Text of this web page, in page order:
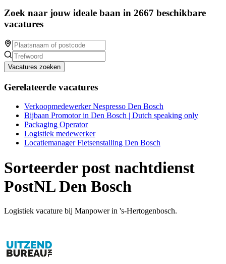
Zoek naar jouw ideale baan in 2667 beschikbare
vacatures
Vacatures zoeken
Gerelateerde vacatures
Verkoopmedewerker Nespresso Den Bosch
Bijbaan Promotor in Den Bosch | Dutch speaking only
Packaging Operator
Logistiek medewerker
Locatiemanager Fietsenstalling Den Bosch
Sorteerder post nachtdienst
PostNL Den Bosch
Logistiek vacature bij Manpower in 's-Hertogenbosch.